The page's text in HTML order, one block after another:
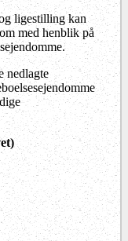
ligestilling kan
med henblik på
nedlagte